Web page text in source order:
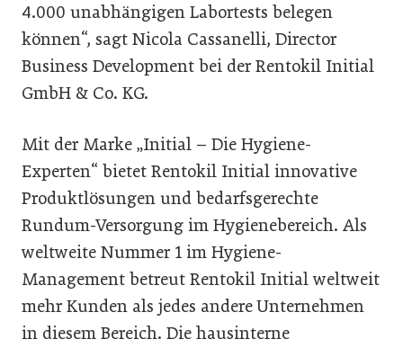
4.000 unabhängigen Labortests belegen
können“, sagt Nicola Cassanelli, Director
Business Development bei der Rentokil Initial
GmbH & Co. KG.
Mit der Marke „Initial – Die Hygiene-
Experten“ bietet Rentokil Initial innovative
Produktlösungen und bedarfsgerechte
Rundum-Versorgung im Hygienebereich. Als
weltweite Nummer 1 im Hygiene-
Management betreut Rentokil Initial weltweit
mehr Kunden als jedes andere Unternehmen
in diesem Bereich. Die hausinterne